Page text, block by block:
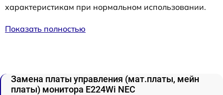
характеристикам при нормальном использовании.
Показать полностью
Замена платы управления (мат.платы, мейн
платы) монитора E224Wi NEC